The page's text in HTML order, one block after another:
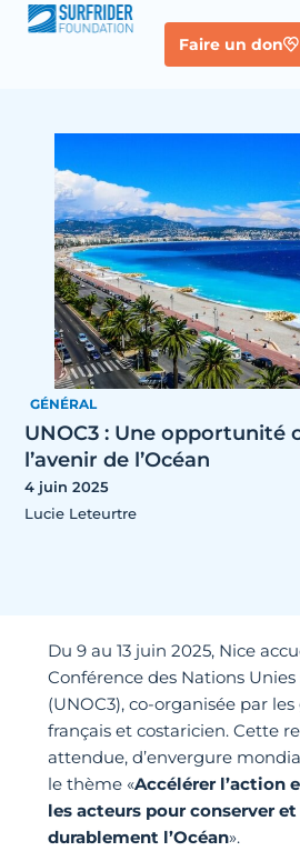
Faire un don
GÉNÉRAL
UNOC3 : Une opportunité
l’avenir de l’Océan
4 juin 2025
Lucie Leteurtre
Du 9 au 13 juin 2025, Nice
Conférence des Nations Unies
(UNOC3), co-organisée par
français et costaricien. Cette
attendue, d’envergure
le thème «Accélérer l’action
les acteurs pour conserver
durablement l’Océan».